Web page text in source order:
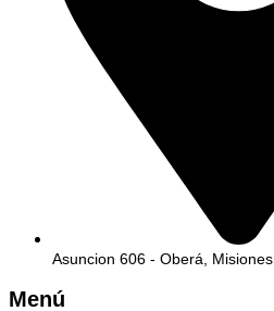
Asuncion 606 - Oberá, Misiones
Menú